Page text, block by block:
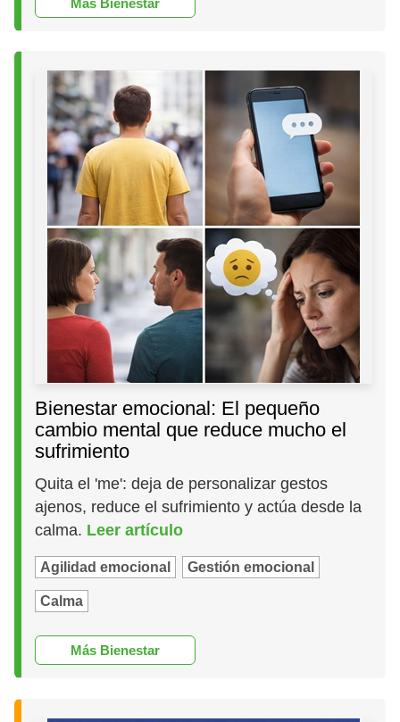
Bienestar emocional: El pequeño
cambio mental que reduce mucho el
sufrimiento
Quita el 'me': deja de personalizar gestos
ajenos, reduce el sufrimiento y actúa desde la
calma. Leer artículo
Agilidad emocional Gestión emocional
Calma
Más Bienestar